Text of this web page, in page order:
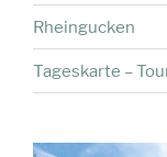
Rheingucken
Tageskarte –